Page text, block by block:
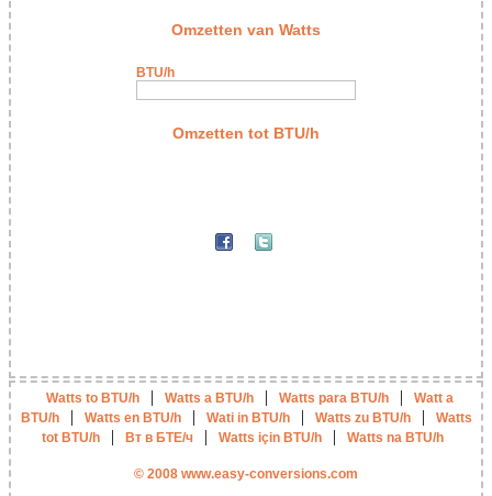
Omzetten van Watts
BTU/h
Omzetten tot BTU/h
Watts to BTU/h | Watts a BTU/h | Watts para BTU/h |
Watt a
BTU/h
| Watts en BTU/h | Wati in BTU/h | Watts zu BTU/h |
Watts
tot BTU/h
| Вт в БТЕ/ч | Watts için BTU/h | Watts na BTU/h
© 2008 www.easy-conversions.com